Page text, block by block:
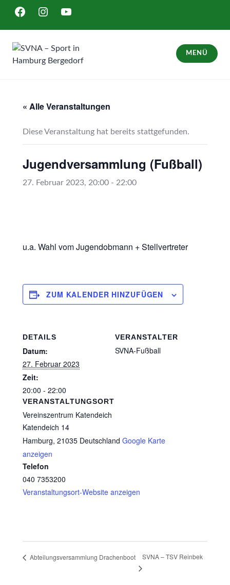
Inhalt
springen
FACEBOOKINSTAGRAM
YOUTUBE
MENÜ
« Alle Veranstaltungen
Diese Veranstaltung hat bereits stattgefunden.
Jugendversammlung (Fußball)
27. Februar 2023, 20:00 - 22:00
u.a. Wahl vom Jugendobmann + Stellvertreter
ZUM KALENDER HINZUFÜGEN
DETAILS
Datum:
27. Februar 2023
Zeit:
20:00 - 22:00
VERANSTALTUNGSORT
Vereinszentrum Katendeich
Katendeich 14
Hamburg, 21035 Deutschland Google Karte
anzeigen
Telefon
040 7353200
Veranstaltungsort-Website anzeigen
VERANSTALTER
SVNA-Fußball
Abteilungsversammlung Drachenboot SVNA – TSV Reinbek